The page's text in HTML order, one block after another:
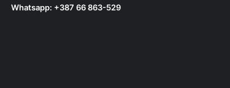
Whatsapp: +387 66 863-529